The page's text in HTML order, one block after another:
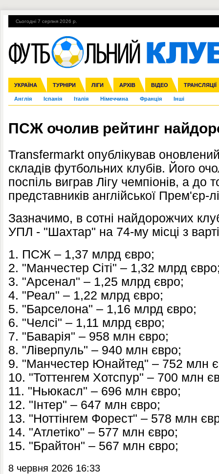
Сьогодні 7 серпня 2026 р.
УКРАЇНА ТУРНІРИ ЛІГИ АРХІВ ВІДЕО ТРАНСЛЯЦІЇ
Збірна Прем'єр-ліга Перша ліга Друга ліга Кубок України
Ліга чемпіонів Ліга Європи Міжнародні Ліга націй Ліга
Англія Іспанія Італія Німеччина Франція Інші
ЧС-2014 ЄВРО-2016 Росія Кубок конфедерацій ЧЄ-2015 (U-
Гарячі теми УПЛ, 1-й тур ВІЙНА УПЛ-ПЕРЕХОДИ
ПСЖ очолив рейтинг
Transfermarkt опублікував
складів футбольних клубів. Його
поспіль виграв Лігу чемпіонів, а до
представників англійської Прем'єр-
Зазначимо, в сотні найдорожчих
УПЛ - "Шахтар" на 74-му місці з
1. ПСЖ – 1,37 млрд євро;
2. "Манчестер Сіті" – 1,32 млрд
3. "Арсенал" – 1,25 млрд євро;
4. "Реал" – 1,22 млрд євро;
5. "Барселона" – 1,16 млрд євро;
6. "Челсі" – 1,11 млрд євро;
7. "Баварія" – 958 млн євро;
8. "Ліверпуль" – 940 млн євро;
9. "Манчестер Юнайтед" – 752 млн
10. "Тоттенгем Хотспур" – 700 млн
11. "Ньюкасл" – 696 млн євро;
12. "Інтер" – 647 млн євро;
13. "Ноттінгем Форест" – 578 млн
14. "Атлетіко" – 577 млн євро;
15. "Брайтон" – 567 млн євро;
8 червня 2026 16:33